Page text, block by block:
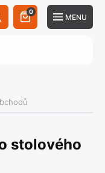
0
MENU
stolového